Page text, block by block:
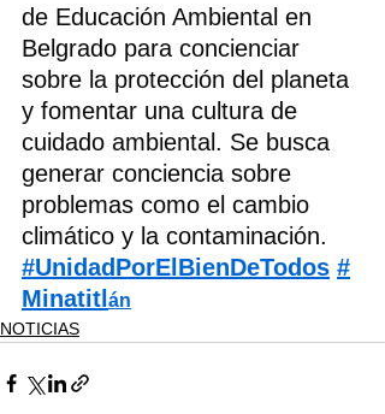
de Educación Ambiental en
Belgrado para concienciar
sobre la protección del planeta
y fomentar una cultura de
cuidado ambiental. Se busca
generar conciencia sobre
problemas como el cambio
climático y la contaminación.
#UnidadPorElBienDeTodos #
Minatitl án
NOTICIAS